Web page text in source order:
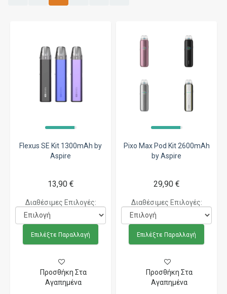
Flexus SE Kit 1300mAh by
Aspire
13,90 €
Διαθέσιμες Επιλογές:
Επιλέξτε Παραλλαγή
Προσθήκη Στα
Αγαπημένα
Pixo Max Pod Kit 2600mAh
by Aspire
29,90 €
Διαθέσιμες Επιλογές:
Επιλέξτε Παραλλαγή
Προσθήκη Στα
Αγαπημένα